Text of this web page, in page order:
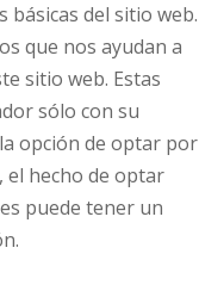
del sitio web.
que nos ayudan a
sitio web. Estas
sólo con su
opción de optar por
el hecho de optar
puede tener un